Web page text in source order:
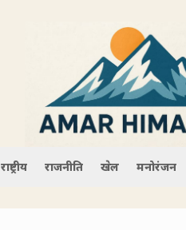
राष्ट्रीय राजनीति खेल मनोरंजन